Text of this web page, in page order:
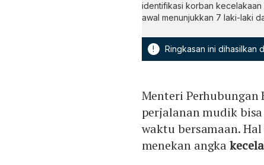
identifikasi korban
awal menunjukkan 7 laki-laki
! Ringkasan ini dihasilkan
Menteri
perjalanan mudik
waktu bersamaan.
menekan angka